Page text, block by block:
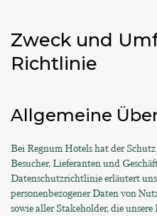
Zweck und
Richtlinie
Allgemeine
Bei Regnum Hotels hat der
Besucher, Lieferanten und
Datenschutzrichtlinie erläutert
personenbezogener Daten von
sowie aller Stakeholder, die